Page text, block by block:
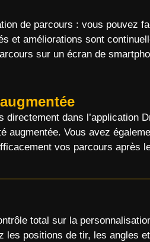
de parcours : vous pouvez
et améliorations sont
sur un écran de
dans
Vous avez
vos parcours après
total sur la
positions de tir, les angles
18.44
un étui en silicone gratuit
d'un SG Timer !
OK
de
et souhaitez continuer?